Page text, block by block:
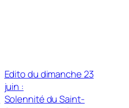
Edito du dimanche 23
juin :
Solennité du Saint-